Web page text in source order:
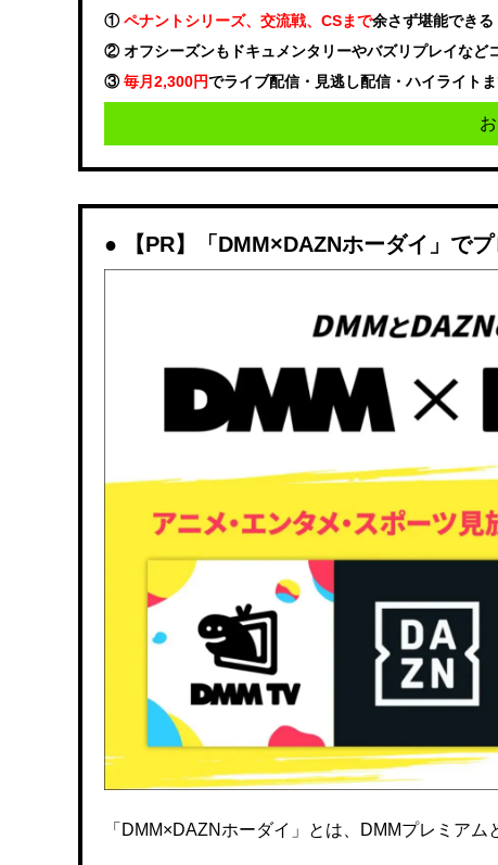
①ペナントシリーズ、交流戦、CSまで余さず堪能できる
② オフシーズンもドキュメンタリーやバズリプレイなど
③毎月2,300円でライブ配信・見逃し配信・ハイライトま
【PR】「DMM×DAZNホーダイ」で
「DMM×DAZNホーダイ」とは、DMMプレミア